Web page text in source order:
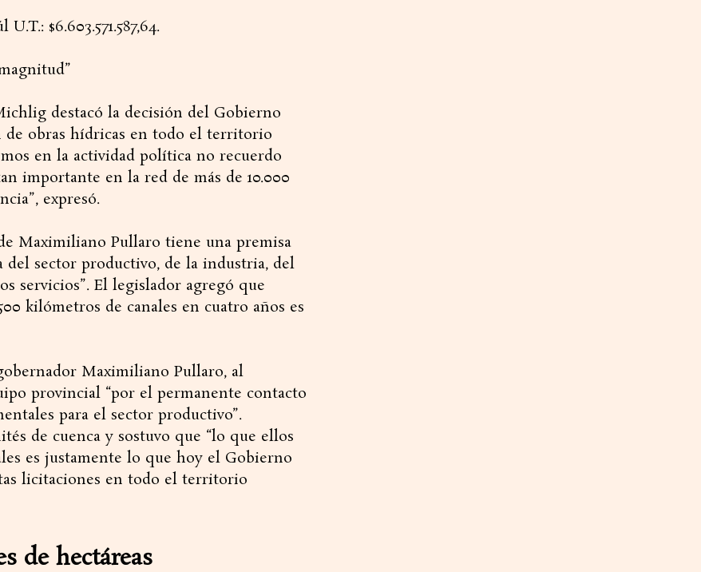
$6.603.571.587,64.
destacó la decisión del Gobierno
de obras hídricas en todo el territorio
en la actividad política no recuerdo
importante en la red de más de 10.000
expresó.
Maximiliano Pullaro tiene una premisa
del sector productivo, de la industria, del
servicios”. El legislador agregó que
kilómetros de canales en cuatro años es
Maximiliano Pullaro, al
provincial “por el permanente contacto
para el sector productivo”.
de cuenca y sostuvo que “lo que ellos
es justamente lo que hoy el Gobierno
licitaciones en todo el territorio
de hectáreas